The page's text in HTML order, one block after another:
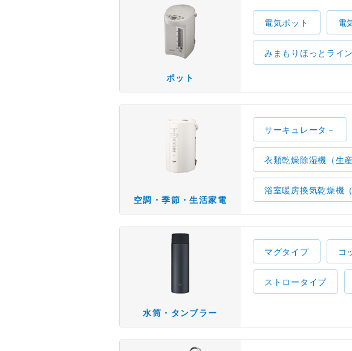
ポット
電気ポット 電
みまもりほっとライン
空調・季節・生活家電
サーキュレータ－
衣類乾燥除湿機（生産
浴室暖房換気乾燥機
水筒・タンブラー
マグタイプ コ
ストロータイプ